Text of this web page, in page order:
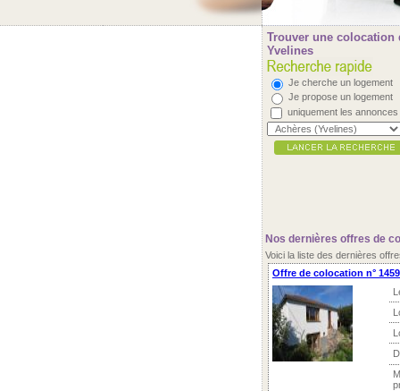
Trouver une colocation
Yvelines
Je cherche un logement
Je propose un logement
uniquement les
Nos dernières offres de
Voici la liste des dernières
Offre de colocation n°